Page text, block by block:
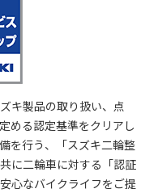
キ製品の取り扱い、点
める認定基準をクリアし
を行う、「スズキ二輪整
に二輪車に対する「認証
心なバイクライフをご提